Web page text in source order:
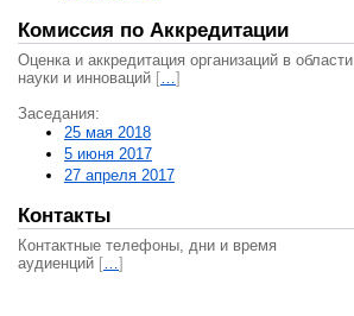
Комиссия по Аккредитации
Оценка и аккредитация организаций в области
науки и инноваций […]
Заседания:
25 мая 2018
5 июня 2017
27 апреля 2017
Контакты
Контактные телефоны, дни и время
аудиенций […]